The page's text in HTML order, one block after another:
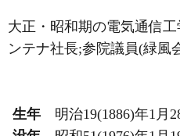
大正・昭和期の電気通信
ンテナ社長;参院議員(緑風
生年
明治19(1886)年1月